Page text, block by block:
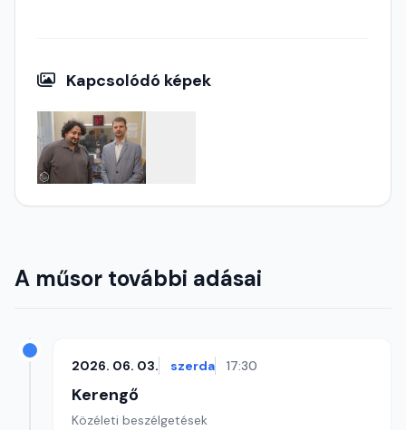
Kapcsolódó képek
A műsor további adásai
2026. 06. 03. szerda 17:30
Kerengő
Közéleti beszélgetések